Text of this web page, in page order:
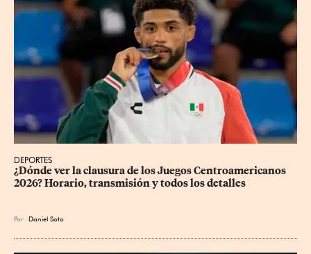
DEPORTES
¿Dónde ver la clausura de los Juegos Centroamericanos
2026? Horario, transmisión y todos los detalles
Por Daniel Soto